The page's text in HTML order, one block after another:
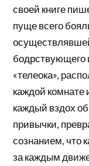
своей книге
пуще всего
бодрствующего
«телеока»,
каждой
каждый вздох
привычки,
сознанием, что
за каждым